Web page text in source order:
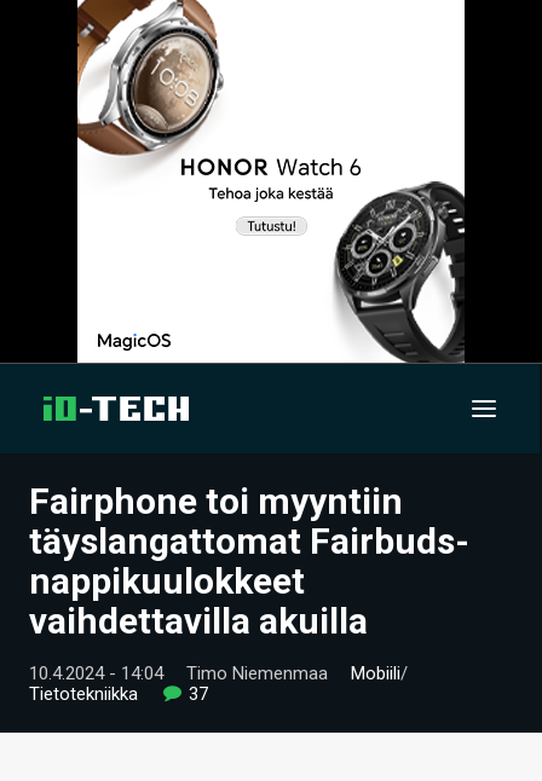
UUTISET
ARTIKKELIT
VIDEOT
TECHBBS
Fairphone toi myyntiin
täyslangattomat Fairbuds-
nappikuulokkeet
vaihdettavilla akuilla
10.4.2024 - 14:04 Timo Niemenmaa Mobiili/
Tietotekniikka
37